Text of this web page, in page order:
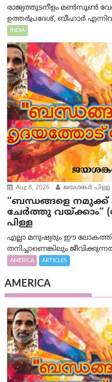
രാജ്യത്തുടനീളം മൺസൂൺ
ഉത്തർപ്രദേശ്, ബീഹാർ
INDIA
Aug 8, 2026 ജയശങ്കര്‍ പിള്ള
“ബന്ധങ്ങളെ
ചേർത്തു വയ്ക്കാം”
പിള്ള
എല്ലാ മനുഷ്യരും ഈ
തനിച്ചാണെങ്കിലും
AMERICA ARTICLES
AMERICA